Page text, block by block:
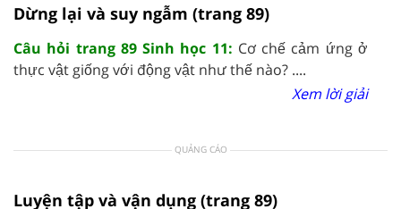
Dừng lại và suy ngẫm (trang 89)
Câu hỏi trang 89 Sinh học 11: Cơ chế cảm ứng ở
thực vật giống với động vật như thế nào? ....
Xem lời giải
QUẢNG CÁO
Luyện tập và vận dụng (trang 89)